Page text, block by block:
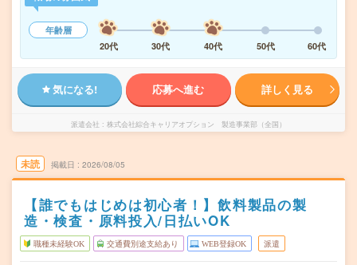
年齢層
20代
30代 40代 50代 60代
気になる! 応募へ進む 詳しく見る
派遣会社 株式会社綜合キャリアオプション 製造事業部（全国）
未読 掲載日 2026/08/05
【誰でもはじめは初心者！】飲料製品の製
造・検査・原料投入/日払いOK
職種未経験OK 交通費別途支給あり WEB登録OK 派遣